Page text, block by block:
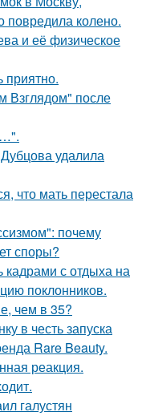
повредила колено.
и её физическое
приятно.
Взглядом" после
удалила
что мать перестала
почему
споры?
с отдыха на
поклонников.
чем в 35?
в честь запуска
Rare Beauty.
реакция.
галустян